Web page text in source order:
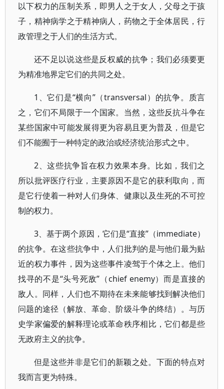
以下权力的压制关系，即男人之于女人，父母之于孩
子，精神病学之于精神病人，药物之于全体居民，行
政管理之于人们的生活方式。
还不足以说这些是反权威的抗争；我们必须要更
为精准地界定它们的共同之处。
1、它们是“横向”（transversal）的抗争。质言
之，它们不局限于一个国家。当然，这些反抗斗争在
某些国家中可能发展得更为容易且更为普及，但是它
们不能囿于一种特定的政治或经济统治形式之中。
2、这些抗争旨在权力效果本身。比如，我们之
所以批评医疗行业，主要原因不是它的获利取向，而
是它行使着一种对人们身体、健康以及生死的不可控
制的权力。
3、基于两个原因，它们是“直接”（immediate）
的抗争。在这些抗争中，人们批判的是与他们最为贴
近的权力事件，因为这些事件凌驾于个体之上。他们
找寻的不是“头号死敌”（chief enemy）而是直接的
敌人。同样，人们也不期待在未来能够找到解决他们
问题的途径（解放、革命、阶级斗争的终结）。与历
史学家偏爱的解释理论或革命秩序相比，它们都是些
无政府主义的抗争。
但是这些并非是它们的新颖之处。下面的特点对
我而言更为特殊。